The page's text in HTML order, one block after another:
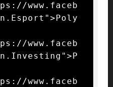
www.faceb
www.faceb
www.faceb